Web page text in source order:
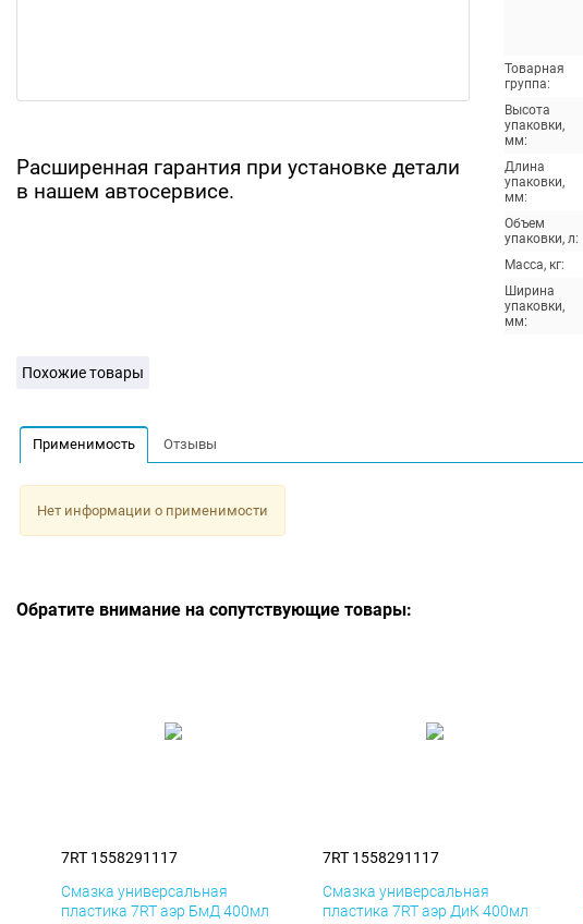
Расширенная гарантия при установке детали
в нашем автосервисе.
Товарная
группа:
Высота
упаковки,
мм:
Длина
упаковки,
мм:
Объем
упаковки, л:
Масса, кг:
Ширина
упаковки,
мм:
Похожие товары
Применимость Отзывы
Нет информации о применимости
Обратите внимание на сопутствующие товары:
7RT 1558291117
Смазка универсальная
пластика 7RT аэр БмД 400мл
7RT 1558291117
Смазка универсальная
пластика 7RT аэр ДиК 400мл